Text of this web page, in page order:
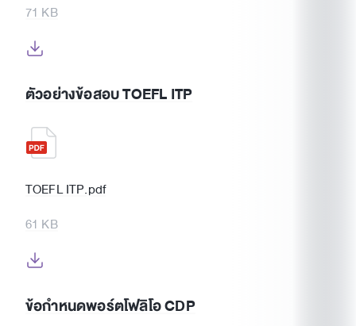
71 KB
ตัวอย่างข้อสอบ TOEFL ITP
TOEFL ITP.pdf
61 KB
ข้อกำหนดพอร์ตโฟลิโอ CDP